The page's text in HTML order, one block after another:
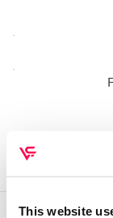
This website